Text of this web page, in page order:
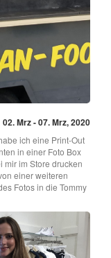
02. Mrz - 07. Mrz, 2020
ich eine Print-Out
in einer Foto Box
mir im Store drucken
einer weiteren
Fotos in die Tommy